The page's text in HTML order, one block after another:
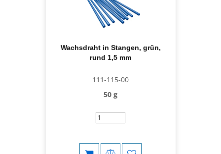
Wachsdraht in Stangen, grün,
rund 1,5 mm
111-115-00
50 g